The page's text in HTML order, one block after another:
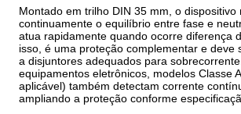
Montado em trilho DIN 35 mm, o dispositivo
continuamente o equilíbrio entre fase e
atua rapidamente quando ocorre diferença
isso, é uma proteção complementar e deve
a disjuntores adequados para
equipamentos eletrônicos, modelos Classe
aplicável) também detectam corrente
ampliando a proteção conforme